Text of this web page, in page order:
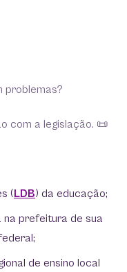
problemas?
com a legislação. 📜
(LDB) da educação;
na prefeitura de sua
de ensino local